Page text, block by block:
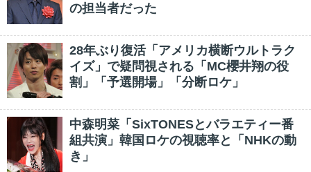
の担当者だった
28年ぶり復活「アメリカ横断ウルトラク
イズ」で疑問視される「MC櫻井翔の役
割」「予選開場」「分断ロケ」
中森明菜「SixTONESとバラエティー番
組共演」韓国ロケの視聴率と「NHKの動
き」